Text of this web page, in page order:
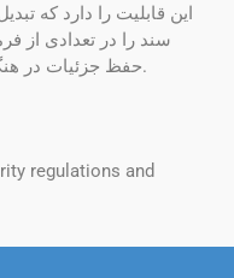
سند را در تعدادی از
حفظ جزئیات در هنگام تبدیل سند، با دقت تبدیل می شود.
regulations and